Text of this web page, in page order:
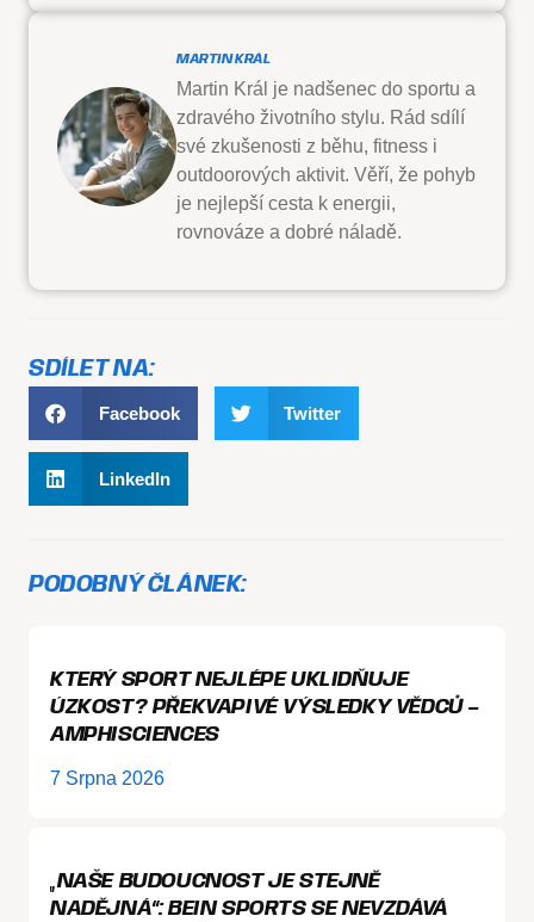
MARTIN KRÁL
Martin Král je nadšenec do sportu a
zdravého životního stylu. Rád sdílí
své zkušenosti z běhu, fitness i
outdoorových aktivit. Věří, že pohyb
je nejlepší cesta k energii,
rovnováze a dobré náladě.
SDÍLET NA:
Facebook Twitter
LinkedIn
PODOBNÝ ČLÁNEK:
KTERÝ SPORT NEJLÉPE UKLIDŇUJE
ÚZKOST? PŘEKVAPIVÉ VÝSLEDKY VĚDCŮ –
AMPHISCIENCES
7 Srpna 2026
„NAŠE BUDOUCNOST JE STEJNĚ
NADĚJNÁ“: BEIN SPORTS SE NEVZDÁVÁ